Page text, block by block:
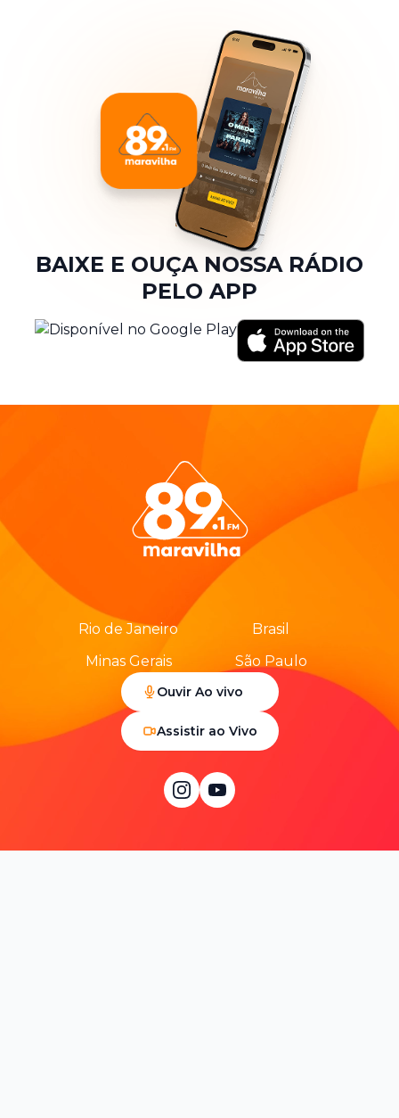
BAIXE E OUÇA NOSSA RÁDIO
PELO APP
Rio de Janeiro
Brasil
Minas Gerais
São Paulo
Ouvir Ao vivo
Assistir ao Vivo